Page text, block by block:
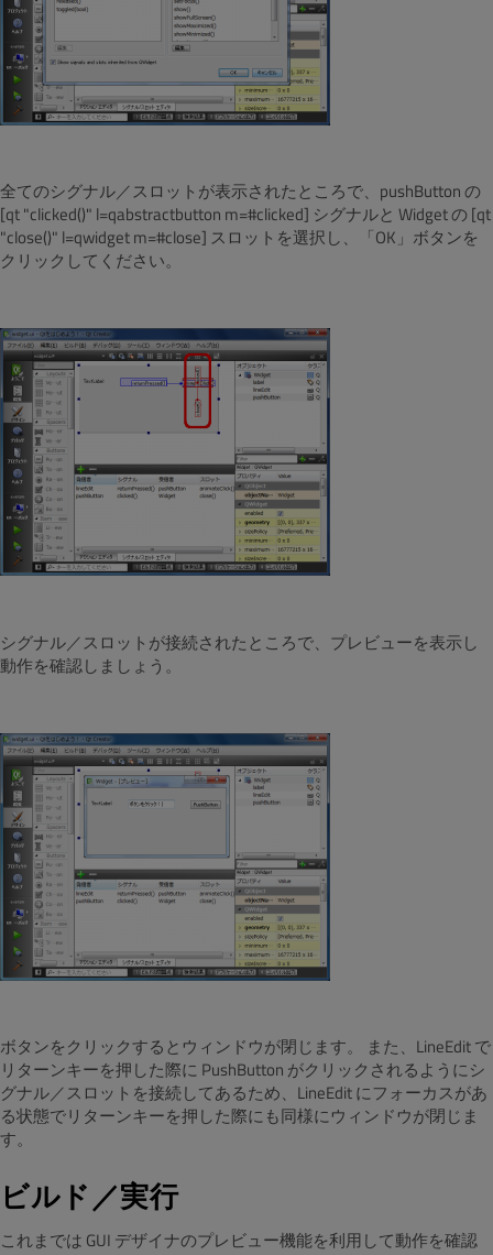
全てのシグナル／スロットが表示されたところで、pushButton の
[qt "clicked()" l=qabstractbutton m=#clicked] シグナルと Widget の [qt
"close()" l=qwidget m=#close] スロットを選択し、「OK」ボタンを
クリックしてください。
シグナル／スロットが接続されたところで、プレビューを表示し
動作を確認しましょう。
ボタンをクリックするとウィンドウが閉じます。 また、LineEdit で
リターンキーを押した際に PushButton がクリックされるようにシ
グナル／スロットを接続してあるため、LineEdit にフォーカスがあ
る状態でリターンキーを押した際にも同様にウィンドウが閉じま
す。
ビルド／実行
これまでは GUI デザイナのプレビュー機能を利用して動作を確認